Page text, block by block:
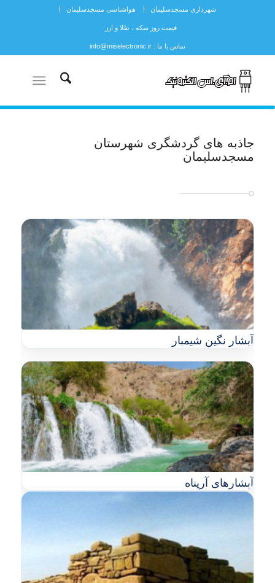
شهرداری مسجدسلیمان هواشناسی مسجدسلیمان
قیمت روز سکه ، طلا و ارز
تماس با ما : info@miselectronic.ir
جاذبه های گردشگری شهرستان
مسجدسلیمان
آبشار نگين شیمبار
آبشارهای آرپناه